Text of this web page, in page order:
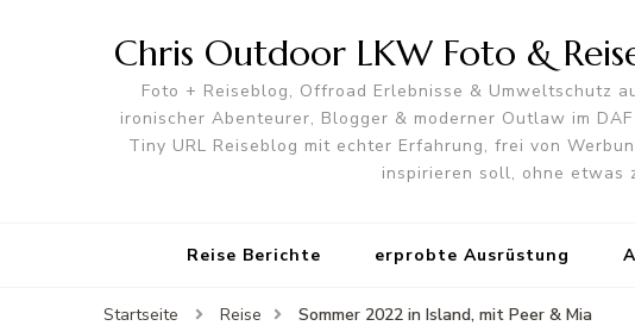
Chris Outdoor LKW Foto &
Foto + Reiseblog, Offroad Erlebnisse & Umweltschutz
ironischer Abenteurer, Blogger & moderner Outlaw im
Tiny URL Reiseblog mit echter Erfahrung, frei von
inspirieren soll, ohne etwas
Reise Berichte erprobte Ausrüstung
Startseite Reise Sommer 2022 in Island, mit Peer & Mia